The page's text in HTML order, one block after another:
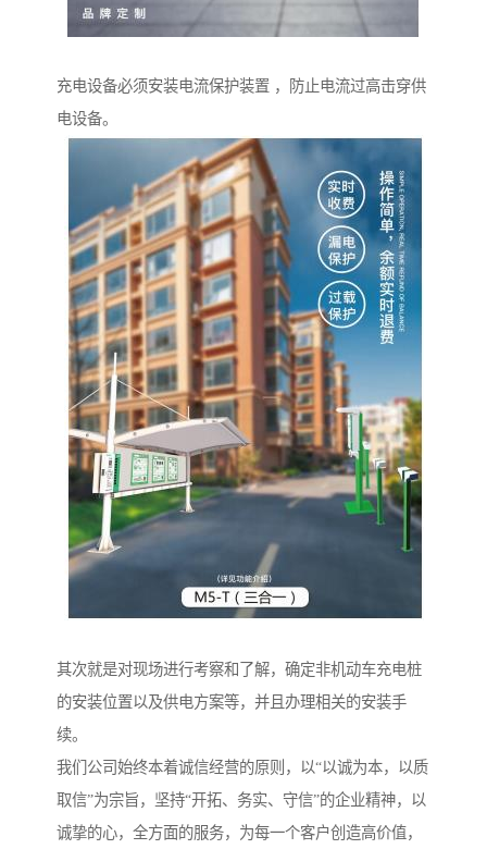
充电设备必须安装电流保护装置 ，防止电流过高击穿供
电设备。
其次就是对现场进行考察和了解，确定非机动车充电桩
的安装位置以及供电方案等，并且办理相关的安装手
续。
我们公司始终本着诚信经营的原则，以“以诚为本，以质
取信”为宗旨，坚持“开拓、务实、守信”的企业精神，以
诚挚的心，全方面的服务，为每一个客户创造高价值，